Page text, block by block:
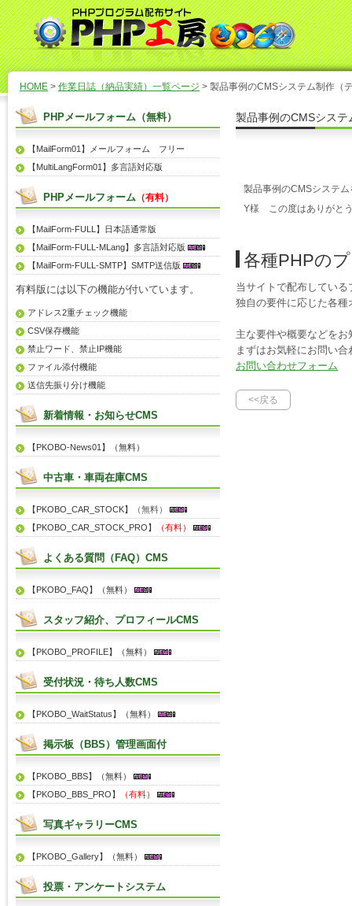
HOME > 作業日誌（納品実績）一覧ページ > 製品事例のCMSシステム制作（
製品事例のCMSシス
製品事例のCMSシステ
Y様 この度はありがと
各種PHPの
当サイトで配布してい
独自の要件に応じた各
主な要件や概要などを
まずはお気軽にお問い合
お問い合わせフォーム
<<戻る
PHPメールフォーム（無料）
【MailForm01】メールフォーム フリー
【MultiLangForm01】多言語対応版
PHPメールフォーム （有料）
【MailForm-FULL】日本語通常版
【MailForm-FULL-MLang】多言語対応版
【MailForm-FULL-SMTP】SMTP送信版
有料版には以下の機能が付いています。
アドレス2重チェック機能
CSV保存機能
禁止ワード、禁止IP機能
ファイル添付機能
送信先振り分け機能
新着情報・お知らせCMS
【PKOBO-News01】（無料）
中古車・車両在庫CMS
【PKOBO_CAR_STOCK】
（無料）
【PKOBO_CAR_STOCK_PRO】
（有料）
よくある質問（FAQ）CMS
【PKOBO_FAQ】（無料）
スタッフ紹介、プロフィールCMS
【PKOBO_PROFILE】（無料）
受付状況・待ち人数CMS
【PKOBO_WaitStatus】（無料）
掲示板（BBS）管理画面付
【PKOBO_BBS】（無料）
【PKOBO_BBS_PRO】
（有料）
写真ギャラリーCMS
【PKOBO_Gallery】（無料）
投票・アンケートシステム